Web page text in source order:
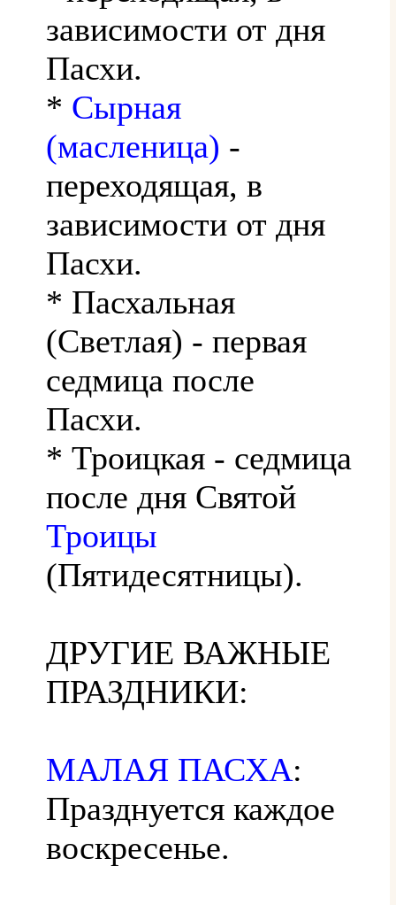
зависимости от дня
Пасхи.
* Сырная
(масленица) -
переходящая, в
зависимости от дня
Пасхи.
* Пасхальная
(Светлая) - первая
седмица после
Пасхи.
* Троицкая - седмица
после дня Святой
Троицы
(Пятидесятницы).
ДРУГИЕ ВАЖНЫЕ
ПРАЗДНИКИ:
МАЛАЯ ПАСХА:
Празднуется каждое
воскресенье.